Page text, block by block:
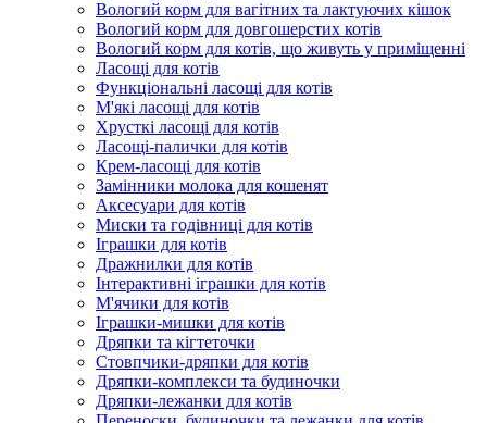
Вологий корм для вагітних та лактуючих кішок
Вологий корм для довгошерстих котів
Вологий корм для котів, що живуть у приміщенні
Ласощі для котів
Функціональні ласощі для котів
М'які ласощі для котів
Хрусткі ласощі для котів
Ласощі-палички для котів
Крем-ласощі для котів
Замінники молока для кошенят
Аксесуари для котів
Миски та годівниці для котів
Іграшки для котів
Дражнилки для котів
Інтерактивні іграшки для котів
М'ячики для котів
Іграшки-мишки для котів
Дряпки та кігтеточки
Стовпчики-дряпки для котів
Дряпки-комплекси та будиночки
Дряпки-лежанки для котів